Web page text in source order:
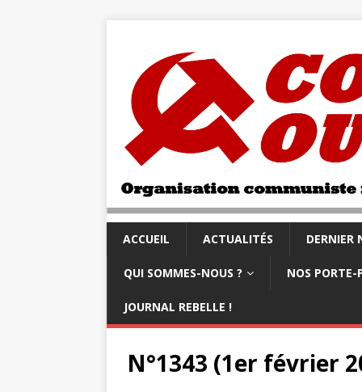
ACCUEIL ACTUALITÉS DERNIER
QUI SOMMES-NOUS ? NOS PORTE-
JOURNAL REBELLE !
N°1343 (1er février